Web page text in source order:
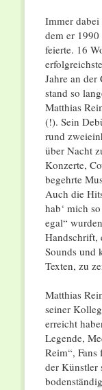
Immer
dem er
feierte. 16
Jahre an
stand so
Matthias
(!). Sein
rund
über Nacht
Konzerte,
begehrte
Auch die
hab‘ mich
egal“
Handschrift,
Sounds und
Texten, zu
Matthias
seiner
erreicht
Legende,
Reim“,
der Künstler